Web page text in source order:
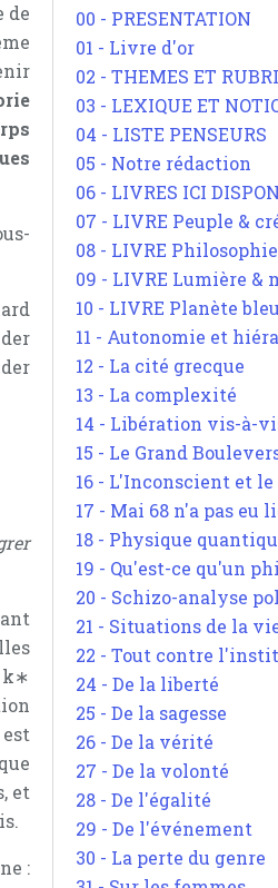
de
k∗
et
:
00 - PRESENTATION
01 - Livre d'or
02 - THEMES ET
03 - LEXIQUE ET
04 - LISTE PENSEURS
05 - Notre rédaction
06 - LIVRES ICI
07 - LIVRE Peuple &
08 - LIVRE
09 - LIVRE Lumière &
10 - LIVRE Planète
11 - Autonomie et
12 - La cité grecque
13 - La complexité
14 - Libération vis-à-
15 - Le Grand
16 - L'Inconscient et
17 - Mai 68 n'a pas eu
18 - Physique
19 - Qu'est-ce qu'un
20 - Schizo-analyse
21 - Situations de la
22 - Tout contre
24 - De la liberté
25 - De la sagesse
26 - De la vérité
27 - De la volonté
28 - De l'égalité
29 - De l'événement
30 - La perte du genre